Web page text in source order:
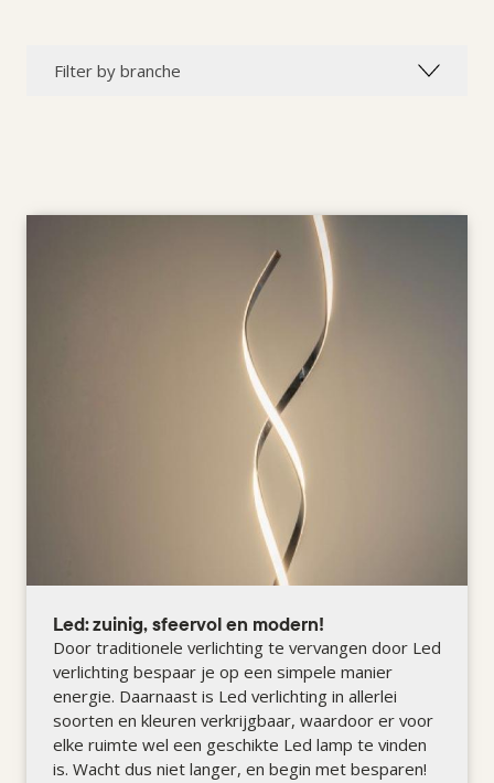
Filter by branche
Led: zuinig, sfeervol en modern!
Door traditionele verlichting te vervangen door Led
verlichting bespaar je op een simpele manier
energie. Daarnaast is Led verlichting in allerlei
soorten en kleuren verkrijgbaar, waardoor er voor
elke ruimte wel een geschikte Led lamp te vinden
is. Wacht dus niet langer, en begin met besparen!